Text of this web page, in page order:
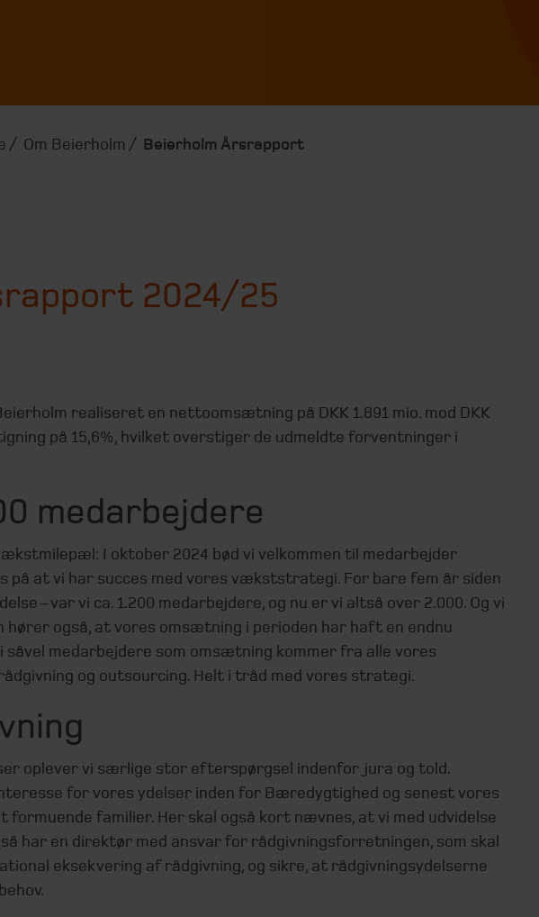
Om Beierholm Beierholm Årsrapport
2024/25
realiseret en nettoomsætning på DKK 1.891 mio. mod DKK
på 15,6%, hvilket overstiger de udmeldte forventninger i
medarbejdere
I oktober 2024 bød vi velkommen til medarbejder
på at vi har succes med vores vækststrategi. For bare fem år siden
– var vi ca. 1.200 medarbejdere, og nu er vi altså over 2.000. Og vi
hører også, at vores omsætning i perioden har haft en endnu
medarbejdere som omsætning kommer fra alle vores
og outsourcing. Helt i tråd med vores strategi.
oplever vi særlige stor efterspørgsel indenfor jura og told.
for vores ydelser inden for Bæredygtighed og senest vores
familier. Her skal også kort nævnes, at vi med udvidelse
har en direktør med ansvar for rådgivningsforretningen, som skal
eksekvering af rådgivning, og sikre, at rådgivningsydelserne